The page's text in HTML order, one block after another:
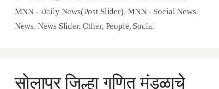
MNN - Daily News(Post Slider), MNN - Social News,
News, News Slider, Other, People, Social
सोलापूर जिल्हा गणित मंडळाचे